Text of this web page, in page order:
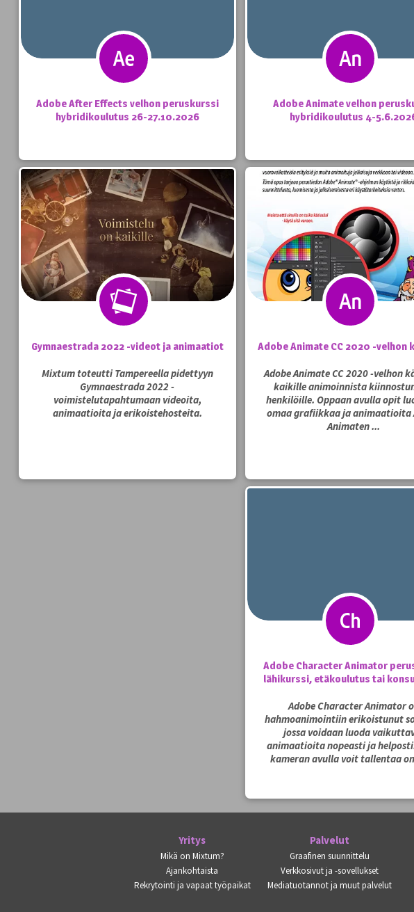
Adobe After Effects velhon peruskurssi
hybridikoulutus 26-27.10.2026
Adobe Animate velhon
hybridikoulutus 4-
Gymnaestrada 2022 -videot ja animaatiot
Mixtum toteutti Tampereella pidettyyn
Gymnaestrada 2022 -
voimistelutapahtumaan videoita,
animaatioita ja erikoistehosteita.
Adobe Animate CC 2020 -velhon
Adobe Animate CC 2020 -velhon
kaikille animoinnista
henkilöille. Oppaan avulla opit
omaa grafiikkaa ja animaatioita
Animaten ...
Adobe Character Animator
lähikurssi, etäkoulutus tai
Adobe Character Animator
hahmoanimointiin erikoistunut
jossa voidaan luoda
animaatioita nopeasti ja
kameran avulla voit tallentaa
Yritys
Mikä on Mixtum?
Ajankohtaista
Rekrytointi ja vapaat työpaikat
Palvelut
Graafinen suunnittelu
Verkkosivut ja -sovellukset
Mediatuotannot ja muut palvelut